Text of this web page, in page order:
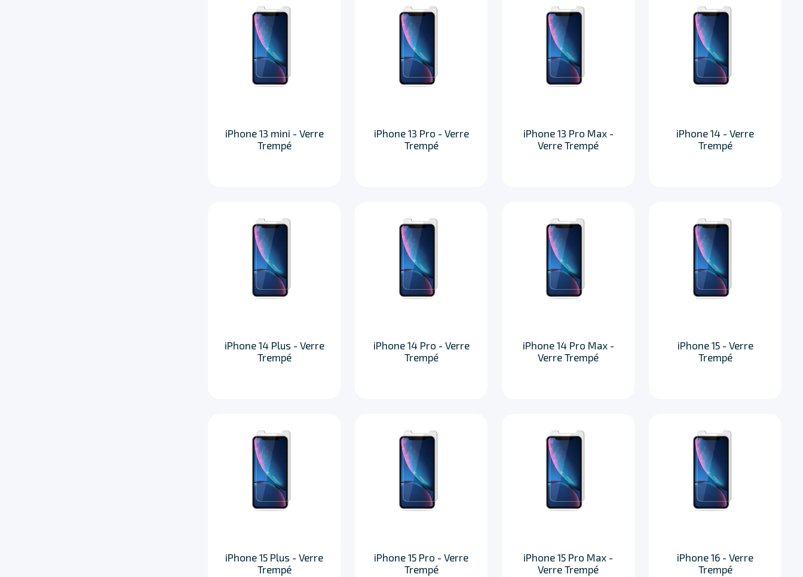
iPhone 13 mini - Verre
Trempé
iPhone 13 Pro - Verre
Trempé
iPhone 13 Pro Max -
Verre Trempé
iPhone 14 - Verre
Trempé
iPhone 14 Plus - Verre
Trempé
iPhone 14 Pro - Verre
Trempé
iPhone 14 Pro Max -
Verre Trempé
iPhone 15 - Verre
Trempé
iPhone 15 Plus - Verre
Trempé
iPhone 15 Pro - Verre
Trempé
iPhone 15 Pro Max -
Verre Trempé
iPhone 16 - Verre
Trempé